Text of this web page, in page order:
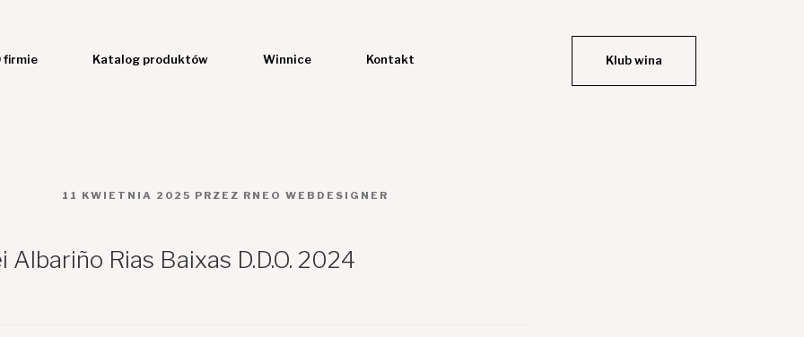
firmie Katalog produktów Winnice Kontakt Klub wina
OPUBLIKOWANE
11 KWIETNIA 2025 PRZEZ RNEO WEBDESIGNER
Albariño Rias Baixas D.D.O. 2024